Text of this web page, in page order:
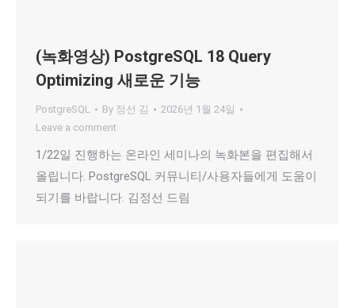
(녹화영상) PostgreSQL 18 Query
Optimizing 새로운 기능
PostgreSQL By 정선 김
2026년 1월 24일
Leave a comment
1/22일 진행하는 온라인 세미나의 녹화본을 편집해서
올립니다. PostgreSQL 커뮤니티/사용자들에게 도움이
되기를 바랍니다. 김정선 드림